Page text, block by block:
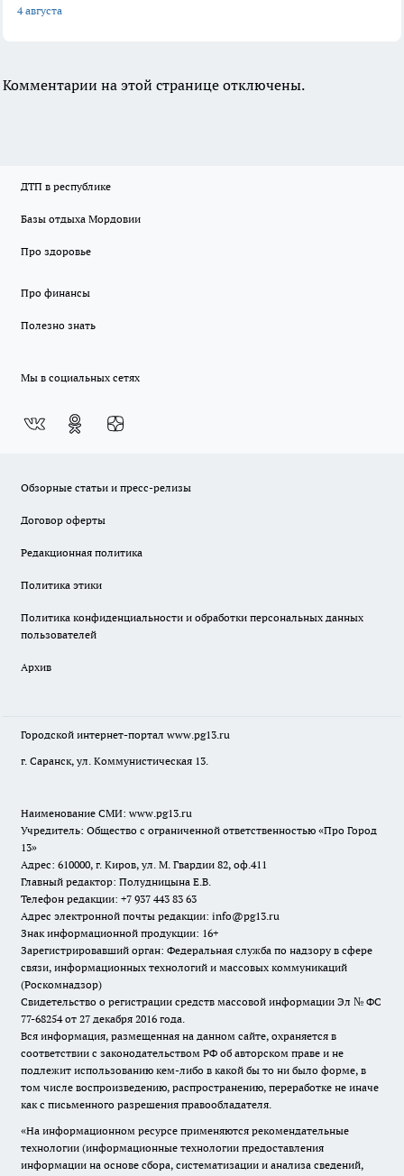
4 августа
Комментарии на этой странице отключены.
ДТП в республике
Базы отдыха Мордовии
Про здоровье
Про финансы
Полезно знать
Мы в социальных сетях
Обзорные статьи и пресс-релизы
Договор оферты
Редакционная политика
Политика этики
Политика конфиденциальности и обработки персональных данных
пользователей
Архив
Городской интернет-портал www.pg13.ru
г. Саранск, ул. Коммунистическая 13.
Наименование СМИ: www.pg13.ru
Учредитель: Общество с ограниченной ответственностью «Про Город
13»
Адрес: 610000, г. Киров, ул. М. Гвардии 82, оф.411
Главный редактор: Полудницына Е.В.
Телефон редакции: +7 937 443 83 63
Адрес электронной почты редакции: info@pg13.ru
Знак информационной продукции: 16+
Зарегистрировавший орган: Федеральная служба по надзору в сфере
связи, информационных технологий и массовых коммуникаций
(Роскомнадзор)
Свидетельство о регистрации средств массовой информации Эл № ФС
77-68254 от 27 декабря 2016 года.
Вся информация, размещенная на данном сайте, охраняется в
соответствии с законодательством РФ об авторском праве и не
подлежит использованию кем-либо в какой бы то ни было форме, в
том числе воспроизведению, распространению, переработке не иначе
как с письменного разрешения правообладателя.
«На информационном ресурсе применяются рекомендательные
технологии (информационные технологии предоставления
информации на основе сбора, систематизации и анализа сведений,